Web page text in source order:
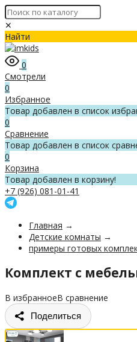
✕
Найти
0
Смотрели
0
Избранное
Товар добавлен в список
0
Сравнение
Товар добавлен в список
0
Корзина
Товар добавлен в корзину!
+7 (926) 081-01-41
Главная →
Детские комнаты →
примеры готовых
Комплект с
В избранноеВ сравнение
Поделиться